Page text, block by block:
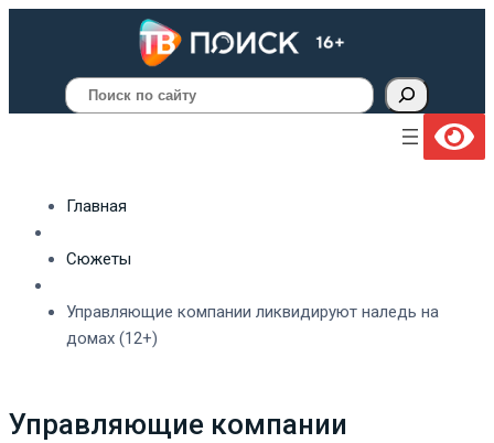
Поиск
Главная
Сюжеты
Управляющие компании ликвидируют наледь на
домах (12+)
Управляющие компании